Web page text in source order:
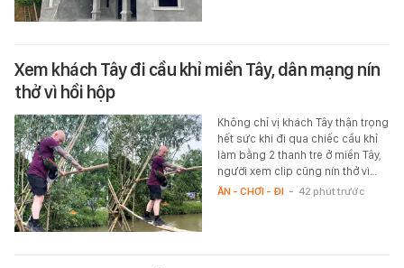
Xem khách Tây đi cầu khỉ miền Tây, dân mạng nín
thở vì hồi hộp
Không chỉ vị khách Tây thận trọng
hết sức khi đi qua chiếc cầu khỉ
làm bằng 2 thanh tre ở miền Tây,
người xem clip cũng nín thở vì…
ĂN - CHƠI - ĐI - 42 phút trước